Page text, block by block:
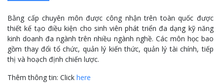
Bằng cấp chuyên môn được công nhận trên toàn quốc được
thiết kế tạo điều kiện cho sinh viên phát triển đa dạng kỹ năng
kinh doanh đa ngành trên nhiều ngành nghề. Các môn học bao
gồm thay đổi tổ chức, quản lý kiến thức, quản lý tài chính, tiếp
thị và hoạch định chiến lược.
Thêm thông tin: Click here